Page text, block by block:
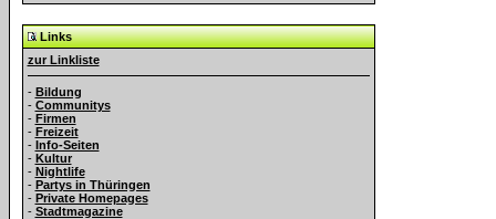
Links
zur Linkliste
- Bildung
- Communitys
- Firmen
- Freizeit
- Info-Seiten
- Kultur
- Nightlife
- Partys in Thüringen
- Private Homepages
- Stadtmagazine